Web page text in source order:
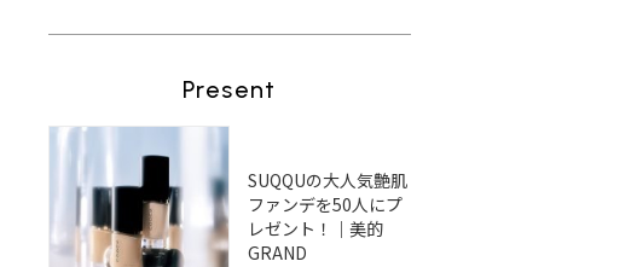
Present
SUQQUの大人気艶肌
ファンデを50人にプ
レゼント！｜美的
GRAND